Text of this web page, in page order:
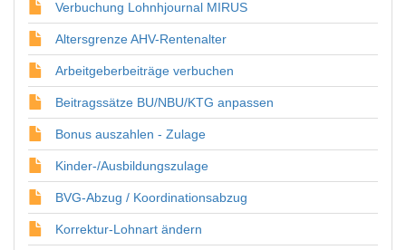
Verbuchung Lohnhjournal MIRUS
Altersgrenze AHV-Rentenalter
Arbeitgeberbeiträge verbuchen
Beitragssätze BU/NBU/KTG anpassen
Bonus auszahlen - Zulage
Kinder-/Ausbildungszulage
BVG-Abzug / Koordinationsabzug
Korrektur-Lohnart ändern